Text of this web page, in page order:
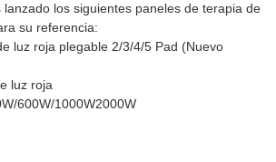
los siguientes paneles de terapia de
su referencia:
luz roja plegable 2/3/4/5 Pad (Nuevo
luz roja
600W/1000W2000W
longitudes de onda de luz roja
e infrarroja, aprovechando los
beneficios únicos de cada
relajación muscular y el alivio